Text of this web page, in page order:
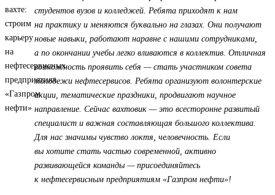
студентов вузов и колледжей. Ребята приходят к нам
на практику и меняются буквально на глазах. Они получают
новые навыки, работают наравне с нашими сотрудниками,
а по окончании учебы легко вливаются в коллектив. Отличная
возможность проявить себя — стать участником совета
молодежи нефтесервисов. Ребята организуют волонтерские
акции, тематические праздники, продвигают научное
направление. Сейчас вахтовик — это всесторонне развитый
специалист и важная составляющая большого коллектива.
Для нас значимы чувство локтя, человечность. Если
вы хотите стать частью современной, активно
развивающейся команды — присоединяйтесь
к нефтесервисным предприятиям «Газпром нефти»!